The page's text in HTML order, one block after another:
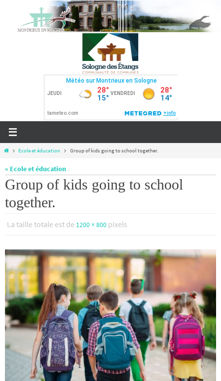
contenu
HomeEcole et éducation Group of kids going to school together.
« Ecole et éducation
Group of kids going to school
together.
La taille totale est de 1200 × 800 pixels